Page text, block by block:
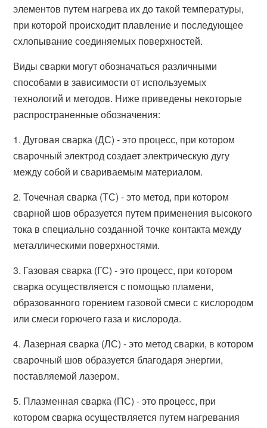
элементов путем нагрева их до такой температуры,
при которой происходит плавление и последующее
схлопывание соединяемых поверхностей.
Виды сварки могут обозначаться различными
способами в зависимости от используемых
технологий и методов. Ниже приведены некоторые
распространенные обозначения:
1. Дуговая сварка (ДС) - это процесс, при котором
сварочный электрод создает электрическую дугу
между собой и свариваемым материалом.
2. Точечная сварка (ТС) - это метод, при котором
сварной шов образуется путем применения высокого
тока в специально созданной точке контакта между
металлическими поверхностями.
3. Газовая сварка (ГС) - это процесс, при котором
сварка осуществляется с помощью пламени,
образованного горением газовой смеси с кислородом
или смеси горючего газа и кислорода.
4. Лазерная сварка (ЛС) - это метод сварки, в котором
сварочный шов образуется благодаря энергии,
поставляемой лазером.
5. Плазменная сварка (ПС) - это процесс, при
котором сварка осуществляется путем нагревания